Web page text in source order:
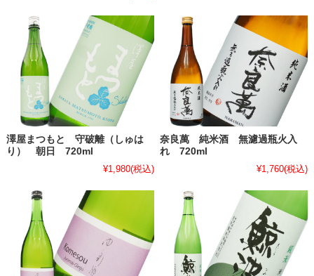
澤屋まつもと 守破離（しゅは
り） 朝日 720ml
¥1,980(税込)
奈良萬 純米酒 無濾過瓶火入
れ 720ml
¥1,760(税込)